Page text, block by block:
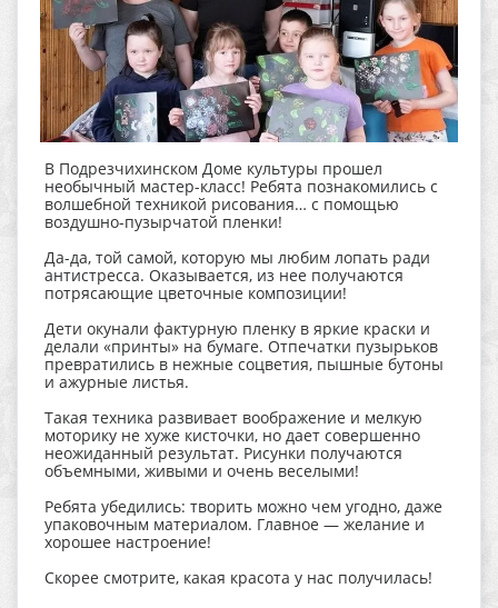
В Подрезчихинском Доме культуры прошел
необычный мастер-класс! Ребята познакомились с
волшебной техникой рисования… с помощью
воздушно-пузырчатой пленки!
Да-да, той самой, которую мы любим лопать ради
антистресса. Оказывается, из нее получаются
потрясающие цветочные композиции!
Дети окунали фактурную пленку в яркие краски и
делали «принты» на бумаге. Отпечатки пузырьков
превратились в нежные соцветия, пышные бутоны
и ажурные листья.
Такая техника развивает воображение и мелкую
моторику не хуже кисточки, но дает совершенно
неожиданный результат. Рисунки получаются
объемными, живыми и очень веселыми!
Ребята убедились: творить можно чем угодно, даже
упаковочным материалом. Главное — желание и
хорошее настроение!
Скорее смотрите, какая красота у нас получилась!